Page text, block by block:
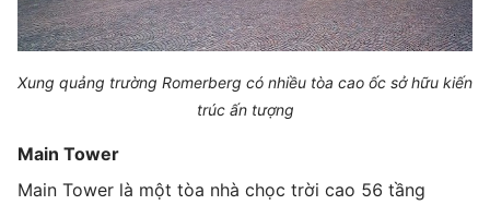
Xung quảng trường Romerberg có nhiều tòa cao ốc sở hữu kiến
trúc ấn tượng
Main Tower
Main Tower là một tòa nhà chọc trời cao 56 tầng